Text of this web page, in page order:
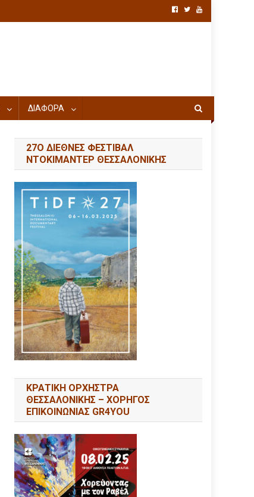
ΔΙΑΦΟΡΑ
27Ο ΔΙΕΘΝΕΣ ΦΕΣΤΙΒΑΛ
ΝΤΟΚΙΜΑΝΤΕΡ ΘΕΣΣΑΛΟΝΙΚΗΣ
ΚΡΑΤΙΚΗ ΟΡΧΗΣΤΡΑ
ΘΕΣΣΑΛΟΝΙΚΗΣ – ΧΟΡΗΓΟΣ
ΕΠΙΚΟΙΝΩΝΙΑΣ GR4YOU